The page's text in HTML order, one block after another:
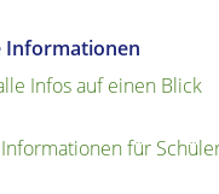
Informationen
Infos auf einen Blick
Informationen für